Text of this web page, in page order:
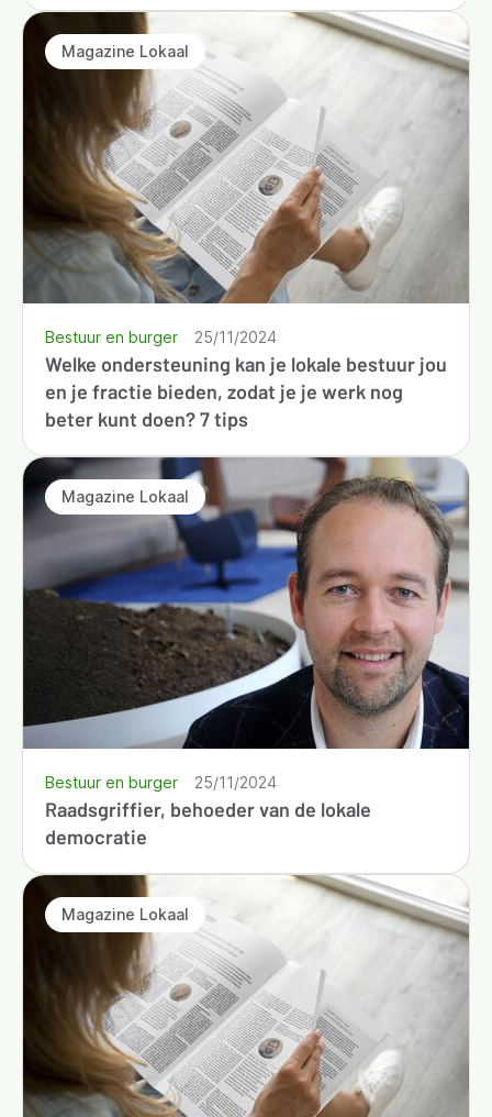
Magazine Lokaal
Welke ondersteuning kan je lokale bestuur jou
en je fractie bieden, zodat je je werk nog
beter kunt doen? 7 tips
Bestuur en burger 25/11/2024
Magazine Lokaal
Raadsgriffier, behoeder van de lokale
democratie
Bestuur en burger 25/11/2024
Magazine Lokaal